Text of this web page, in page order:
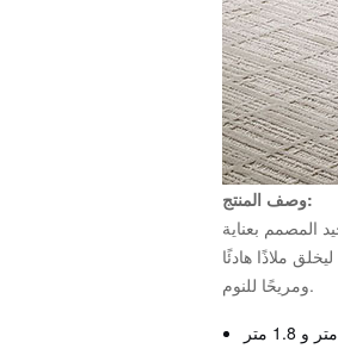
وصف المنتج:
المصمم بعناية
ملاذًا هادئًا
ومريحًا للنوم.